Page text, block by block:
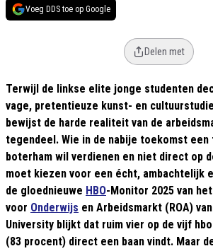
Voeg DDS toe op Google
Delen met
Terwijl de linkse elite jonge studenten
vage, pretentieuze kunst- en
bewijst de harde realiteit van de
tegendeel. Wie in de nabije toekomst
boterham wil verdienen en niet direct op
moet kiezen voor een écht, ambachtelijk
de gloednieuwe HBO-Monitor 2025 van
voor Onderwijs en Arbeidsmarkt (ROA)
University blijkt dat ruim vier op de vijf
(83 procent) direct een baan vindt. Maar